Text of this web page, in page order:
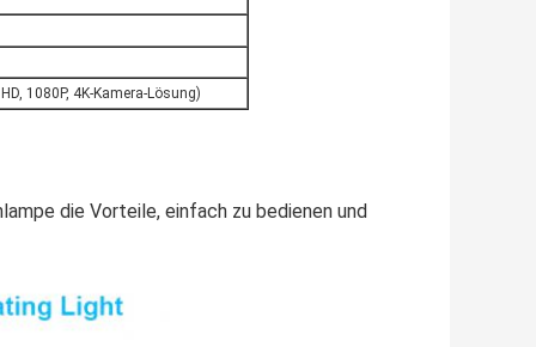
1080P, 4K-Kamera-Lösung)
die Vorteile, einfach zu bedienen und